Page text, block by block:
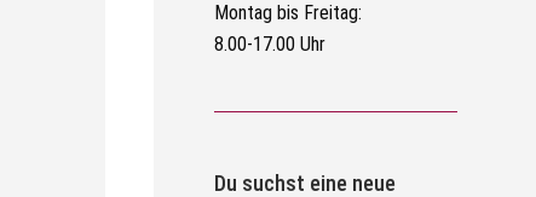
Montag bis Freitag:
8.00-17.00 Uhr
Du suchst eine neue